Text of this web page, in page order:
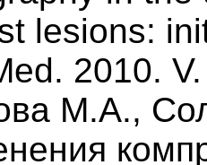
lesions:
2010.
М.А.,